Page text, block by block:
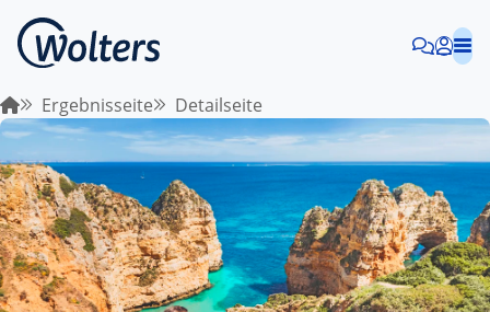
Ergebnisseite Detailseite